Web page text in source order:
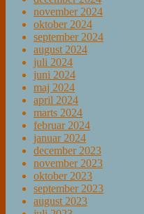
november 2024
oktober 2024
september 2024
august 2024
juli 2024
juni 2024
maj 2024
april 2024
marts 2024
februar 2024
januar 2024
december 2023
november 2023
oktober 2023
september 2023
august 2023